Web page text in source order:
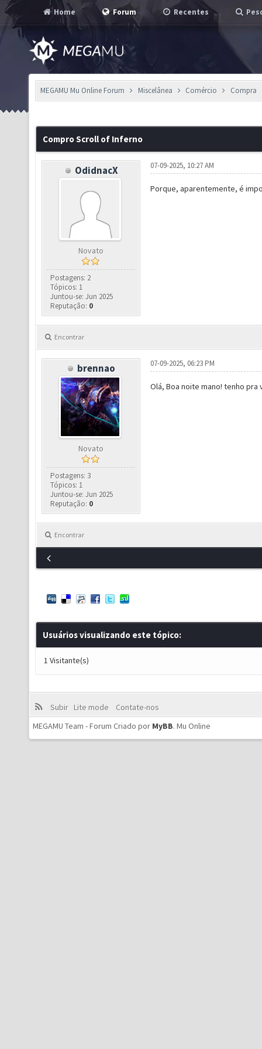
Home Forum Recentes
MEGAMU Mu Online Forum Miscelânea Comércio Compra
Compro Scroll of Inferno
OdidnacX
Novato
Postagens: 2
Tópicos: 1
Juntou-se: Jun 2025
Reputação: 0
07-09-2025, 10:27 AM
Porque, aparentemente, é
Encontrar
brennao
Novato
Postagens: 3
Tópicos: 1
Juntou-se: Jun 2025
Reputação: 0
07-09-2025, 06:23 PM
Olá, Boa noite mano! tenho pra
Encontrar
Usuários visualizando este tópico:
1 Visitante(s)
Subir Lite mode
Contate-nos
MEGAMU Team - Forum Criado por MyBB. Mu Online